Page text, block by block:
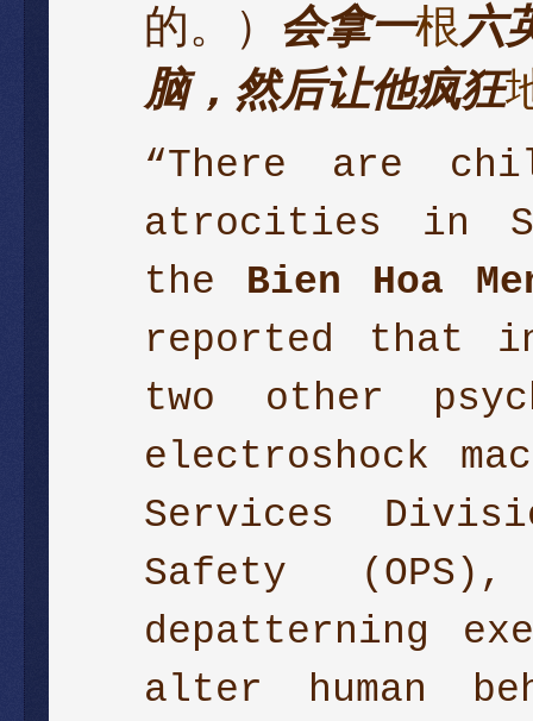
的。） 会拿一根六
脑，然后让他疯狂
“There are
atrocities in
the Bien Hoa
reported that
two other
electroshock
Services
Safety
depatterning
alter human